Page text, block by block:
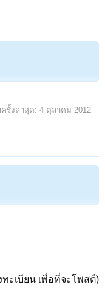
รั้งล่าสุด: 4 ตุลาคม 2012
ะเบียน เพื่อที่จะโพสต์)